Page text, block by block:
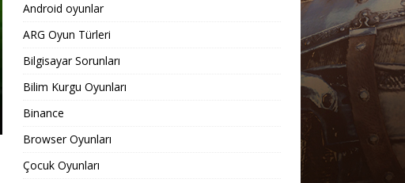
Android oyunlar
ARG Oyun Türleri
Bilgisayar Sorunları
Bilim Kurgu Oyunları
Binance
Browser Oyunları
Çocuk Oyunları